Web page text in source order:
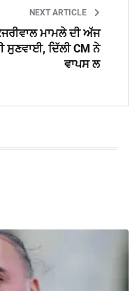
NEXT ARTICLE
ਮਾਮਲੇ ਦੀ ਅੱਜ
ਸੁਣਵਾਈ, ਦਿੱਲੀ CM ਨੇ
ਵਾਪਸ ਲ